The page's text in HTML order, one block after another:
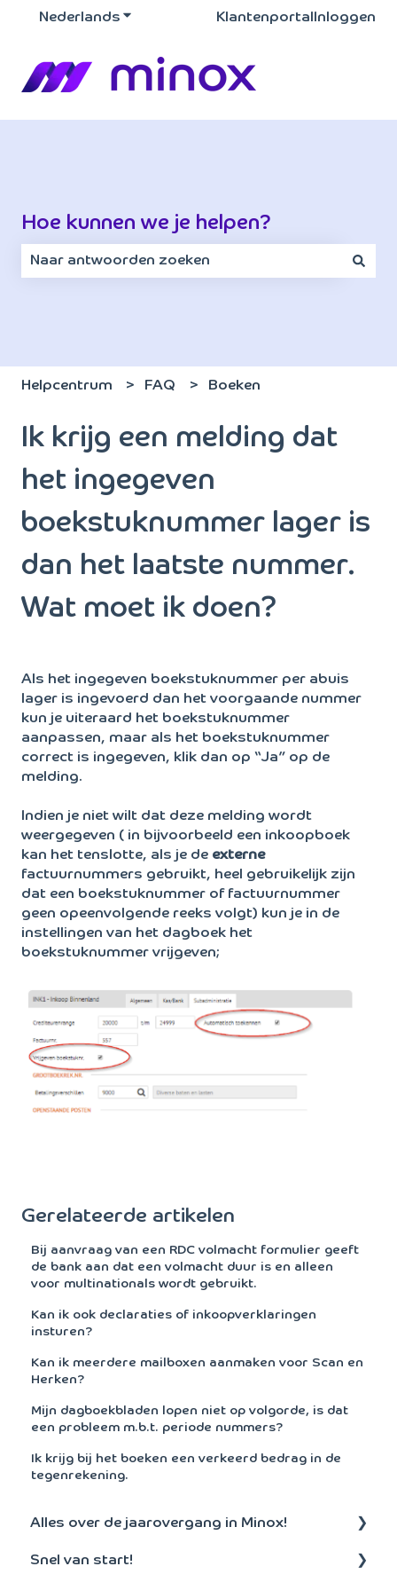
Nederlands Submenu tonen voor vertalingen
Klantenportal Inloggen
Hoe kunnen we je helpen?
Helpcentrum FAQ Boeken
Ik krijg een melding dat
het ingegeven
boekstuknummer lager is
dan het laatste nummer.
Wat moet ik doen?
Als het ingegeven boekstuknummer per abuis
lager is ingevoerd dan het voorgaande nummer
kun je uiteraard het boekstuknummer
aanpassen, maar als het boekstuknummer
correct is ingegeven, klik dan op “Ja” op de
melding.
Indien je niet wilt dat deze melding wordt
weergegeven ( in bijvoorbeeld een inkoopboek
kan het tenslotte, als je de externe
factuurnummers gebruikt, heel gebruikelijk zijn
dat een boekstuknummer of factuurnummer
geen opeenvolgende reeks volgt) kun je in de
instellingen van het dagboek het
boekstuknummer vrijgeven;
Gerelateerde artikelen
Bij aanvraag van een RDC volmacht formulier geeft
de bank aan dat een volmacht duur is en alleen
voor multinationals wordt gebruikt.
Kan ik ook declaraties of inkoopverklaringen
insturen?
Kan ik meerdere mailboxen aanmaken voor Scan en
Herken?
Mijn dagboekbladen lopen niet op volgorde, is dat
een probleem m.b.t. periode nummers?
Ik krijg bij het boeken een verkeerd bedrag in de
tegenrekening.
Alles over de jaarovergang in Minox!
Aanmaken nieuw boekjaar
Snel van start!